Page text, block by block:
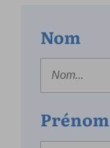
Nom
Prénom